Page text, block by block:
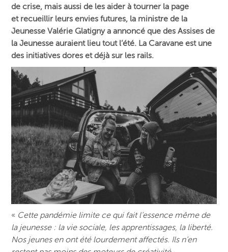
de crise, mais aussi de les aider à tourner la page
et recueillir leurs envies futures, la ministre de la
Jeunesse Valérie Glatigny a annoncé que des Assises de
la Jeunesse auraient lieu tout l’été. La Caravane est une
des initiatives dores et déjà sur les rails.
« Cette pandémie limite ce qui fait l’essence même de
la jeunesse : la vie sociale, les apprentissages, la liberté.
Nos jeunes en ont été lourdement affectés. Ils n’en